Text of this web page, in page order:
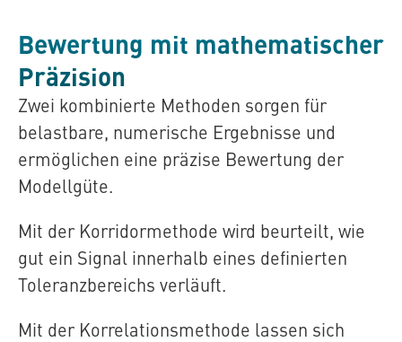
Bewertung mit mathematischer
Präzision
Zwei kombinierte Methoden sorgen für
belastbare, numerische Ergebnisse und
ermöglichen eine präzise Bewertung der
Modellgüte.
Mit der Korridormethode wird beurteilt, wie
gut ein Signal innerhalb eines definierten
Toleranzbereichs verläuft.
Mit der Korrelationsmethode lassen sich